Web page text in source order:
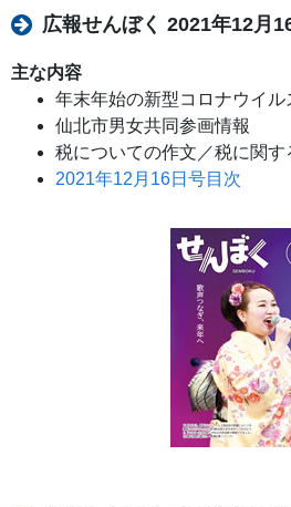
広報せんぼく 2021年12月
主な内容
年末年始の新型コロナウイ
仙北市男女共同参画情報
税についての作文／税に関す
2021年12月16日号目次